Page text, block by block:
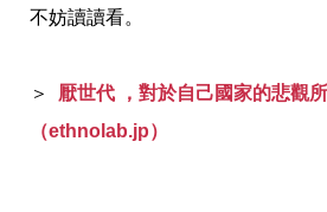
不妨讀讀看。
＞
厭世代 ，對於自己國家的悲觀
（ethnolab.jp）